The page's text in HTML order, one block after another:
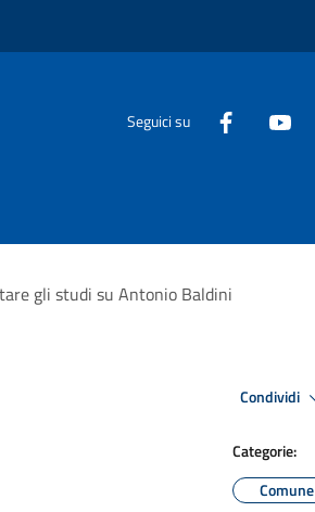
Seguici su
gli studi su Antonio Baldini
Condividi
Categorie:
Comune